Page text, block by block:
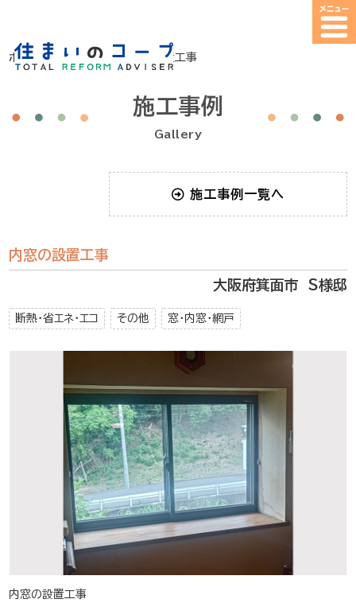
ホーム > 施工事例>内窓の設置工事
施工事例
Gallery
施工事例一覧へ
内窓の設置工事
大阪府箕面市 S様邸
断熱・省エネ・エコ その他 窓・内窓・網戸
内窓の設置工事